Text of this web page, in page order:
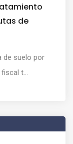
de
de suelo por
t...